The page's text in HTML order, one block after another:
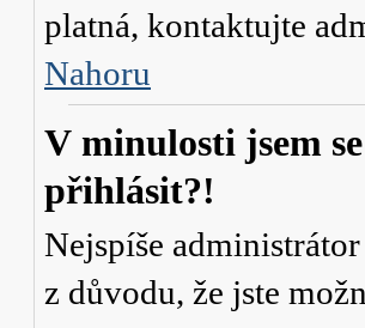
platná, kontaktujte
Nahoru
V minulosti jsem
přihlásit?!
Nejspíše
z důvodu, že jste